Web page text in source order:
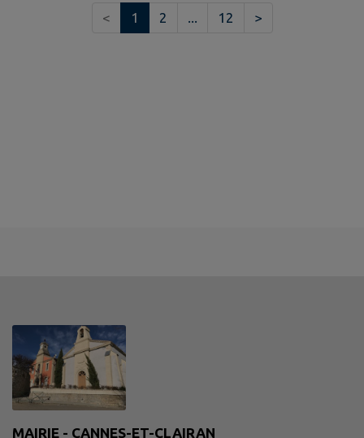
et ses rosés vifs. Ce terroir bénéficie d’un climat unique
< 1 2 ... 12 >
MAIRIE - CANNES-ET-CLAIRAN